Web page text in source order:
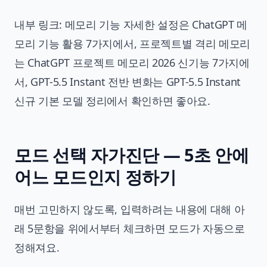
내부 링크: 메모리 기능 자세한 설정은 ChatGPT 메
모리 기능 활용 7가지에서, 프로젝트별 격리 메모리
는 ChatGPT 프로젝트 메모리 2026 신기능 7가지에
서, GPT-5.5 Instant 전반 변화는 GPT-5.5 Instant
신규 기본 모델 정리에서 확인하면 좋아요.
모드 선택 자가진단 — 5초 안에
어느 모드인지 정하기
매번 고민하지 않도록, 입력하려는 내용에 대해 아
래 5문항을 위에서부터 체크하면 모드가 자동으로
정해져요.